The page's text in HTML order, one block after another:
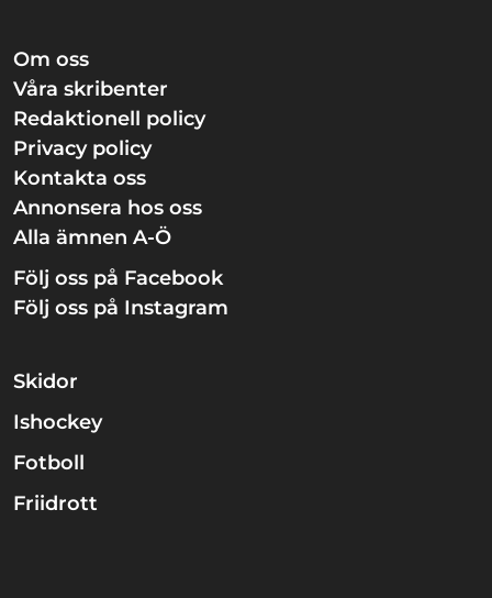
Om oss
Våra skribenter
Redaktionell policy
Privacy policy
Kontakta oss
Annonsera hos oss
Alla ämnen A-Ö
Följ oss på Facebook
Följ oss på Instagram
Skidor
Ishockey
Fotboll
Friidrott